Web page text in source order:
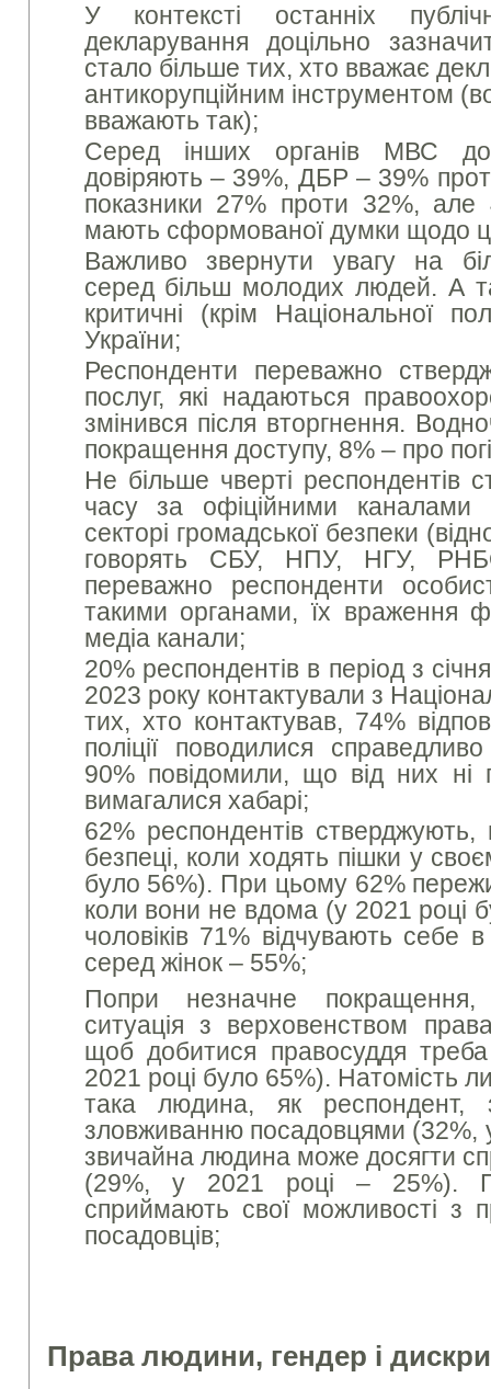
У контексті останніх
декларування доцільно
стало більше тих, хто вважає
антикорупційним інструментом
вважають так);
Серед інших органів МВС
довіряють – 39%, ДБР – 39%
показники 27% проти 32%, але
мають сформованої думки щодо
Важливо звернути увагу на
серед більш молодих людей. А
критичні (крім Національної
України;
Респонденти переважно
послуг, які надаються
змінився після вторгнення.
покращення доступу, 8% – про
Не більше чверті респондентів
часу за офіційними каналами
секторі громадської безпеки
говорять СБУ, НПУ, НГУ,
переважно респонденти
такими органами, їх враження
медіа канали;
20% респондентів в період з
2023 року контактували з
тих, хто контактував, 74%
поліції поводилися
90% повідомили, що від них ні
вимагалися хабарі;
62% респондентів
безпеці, коли ходять пішки у
було 56%). При цьому 62%
коли вони не вдома (у 2021 році
чоловіків 71% відчувають себе
серед жінок – 55%;
Попри незначне
ситуація з верховенством
щоб добитися правосуддя
2021 році було 65%). Натомість
така людина, як респондент,
зловживанню посадовцями (32%,
звичайна людина може досягти
(29%, у 2021 році – 25%).
сприймають свої можливості з
посадовців;
Права людини, гендер і